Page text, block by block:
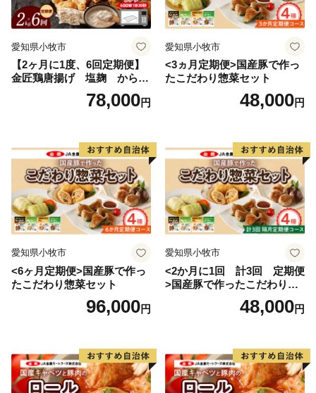
愛知県小牧市
【2ヶ月に1度、6回定期便】
金匠鶏唐揚げ 塩麹 からあ
78,000円
愛知県小牧市
<3ヵ月定期便>国産豚で作っ
たこだわり惣菜セット
48,000円
愛知県小牧市
<6ヶ月定期便>国産豚で作っ
たこだわり惣菜セット
96,000円
愛知県小牧市
<2か月に1回 計3回 定期便
>国産豚で作ったこだわり惣
48,000円